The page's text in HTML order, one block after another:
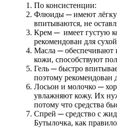
По консистенции:
Флюиды ─ имеют
впитываются, не
Крем ─ имеет густую
рекомендован для
Масла ─ обеспечивают
кожи, способствуют
Гель ─ быстро
поэтому рекомендован
Лосьон и молочко ─
увлажняют кожу. Их
потому что средства
Спрей ─ средство с
Бутылочка, как